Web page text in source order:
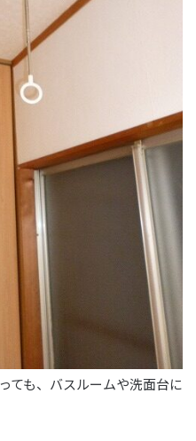
ても、バスルームや洗面台に